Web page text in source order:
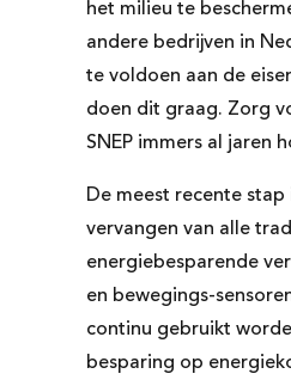
het milieu te
andere bedrijven in
te voldoen aan de
doen dit graag. Zorg
SNEP immers al jaren
De meest recente
vervangen van alle
energiebesparende
en bewegings-
continu gebruikt
besparing op